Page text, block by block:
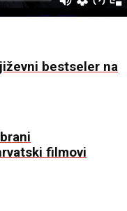
bestseler na
filmovi